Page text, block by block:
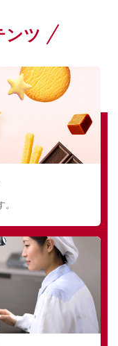
ンツ